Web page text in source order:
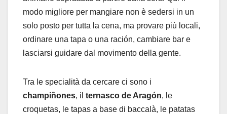
modo migliore per mangiare non è sedersi in un
solo posto per tutta la cena, ma provare più locali,
ordinare una tapa o una ración, cambiare bar e
lasciarsi guidare dal movimento della gente.
Tra le specialità da cercare ci sono i
champiñones, il ternasco de Aragón, le
croquetas, le tapas a base di baccalà, le patatas